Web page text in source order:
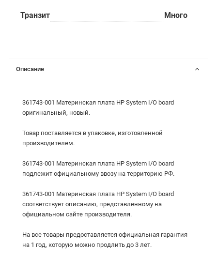
Транзит Много
Описание
361743-001 Материнская плата HP System I/O board
оригинальный, новый.
Товар поставляется в упаковке, изготовленной
производителем.
361743-001 Материнская плата HP System I/O board
подлежит официальному ввозу на территорию РФ.
361743-001 Материнская плата HP System I/O board
соответствует описанию, представленному на
официальном сайте производителя.
На все товары предоставляется официальная гарантия
на 1 год, которую можно продлить до 3 лет.